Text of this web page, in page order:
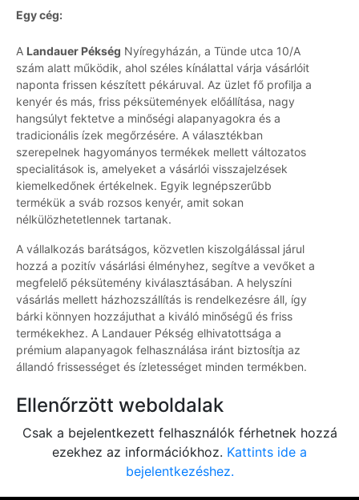
Egy cég:
A Landauer Pékség Nyíregyházán, a Tünde utca 10/A
szám alatt működik, ahol széles kínálattal várja vásárlóit
naponta frissen készített pékáruval. Az üzlet fő profilja a
kenyér és más, friss péksütemények előállítása, nagy
hangsúlyt fektetve a minőségi alapanyagokra és a
tradicionális ízek megőrzésére. A választékban
szerepelnek hagyományos termékek mellett változatos
specialitások is, amelyeket a vásárlói visszajelzések
kiemelkedőnek értékelnek. Egyik legnépszerűbb
termékük a sváb rozsos kenyér, amit sokan
nélkülözhetetlennek tartanak.
A vállalkozás barátságos, közvetlen kiszolgálással járul
hozzá a pozitív vásárlási élményhez, segítve a vevőket a
megfelelő péksütemény kiválasztásában. A helyszíni
vásárlás mellett házhozszállítás is rendelkezésre áll, így
bárki könnyen hozzájuthat a kiváló minőségű és friss
termékekhez. A Landauer Pékség elhivatottsága a
prémium alapanyagok felhasználása iránt biztosítja az
állandó frissességet és ízletességet minden termékben.
Ellenőrzött weboldalak
Csak a bejelentkezett felhasználók férhetnek hozzá
ezekhez az információkhoz. Kattints ide a
bejelentkezéshez.